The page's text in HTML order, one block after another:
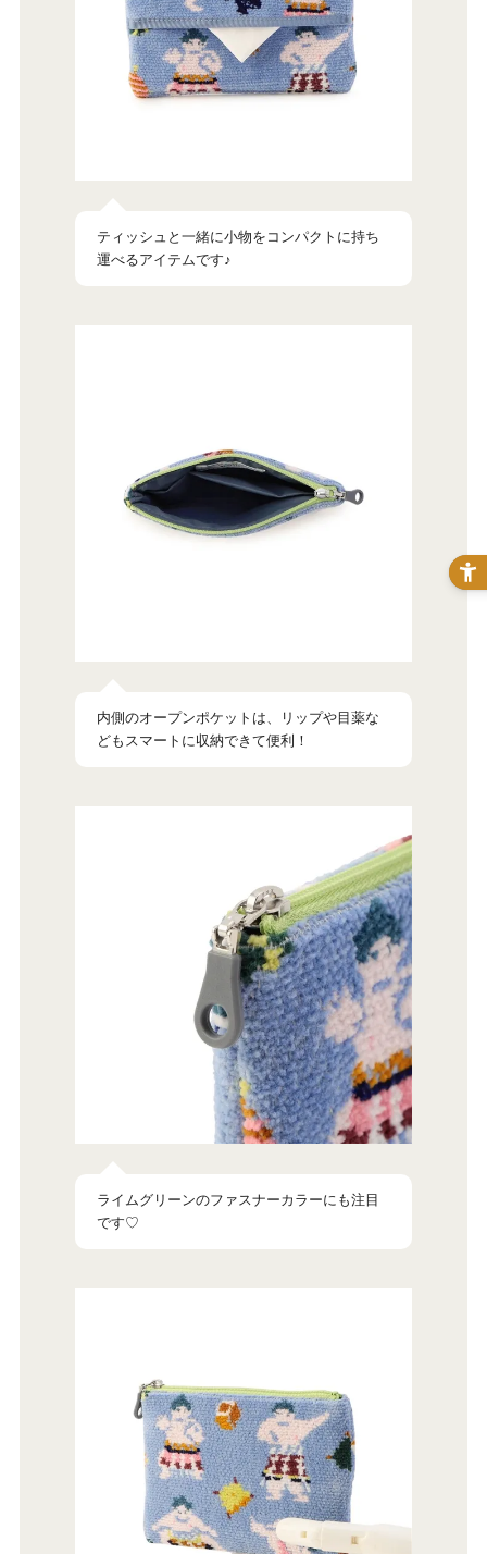
ティッシュと一緒に小物をコンパクトに持ち
内側のオープンポケットは、リップや目薬な
ライムグリーンのファスナーカラーにも注目